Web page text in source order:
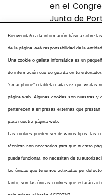
en el
Junta de
en este
sector por
se exijan
además
Fuente:
Etiquetas
Bienvenida/o a la información básica sobre
de la página web responsabilidad de la
Una cookie o galleta informática es un
de información que se guarda en tu ordenador,
“smartphone” o tableta cada vez que visitas
página web. Algunas cookies son nuestras y
pertenecen a empresas externas que prestan
para nuestra página web.
Las cookies pueden ser de varios tipos: las
técnicas son necesarias para que nuestra
pueda funcionar, no necesitan de tu
las únicas que tenemos activadas por
tanto, son las únicas cookies que estarán